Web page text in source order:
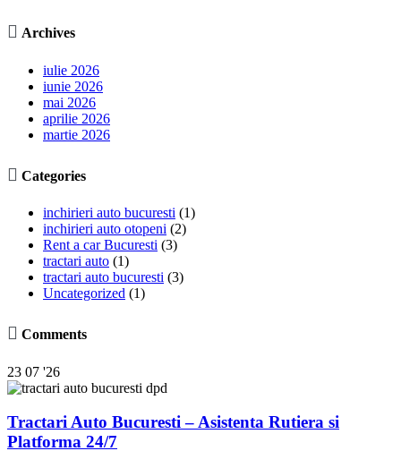
 Archives
iulie 2026
iunie 2026
mai 2026
aprilie 2026
martie 2026
 Categories
inchirieri auto bucuresti (1)
inchirieri auto otopeni (2)
Rent a car Bucuresti (3)
tractari auto (1)
tractari auto bucuresti (3)
Uncategorized (1)
 Comments
23 07 '26
Tractari Auto Bucuresti – Asistenta Rutiera si
Platforma 24/7